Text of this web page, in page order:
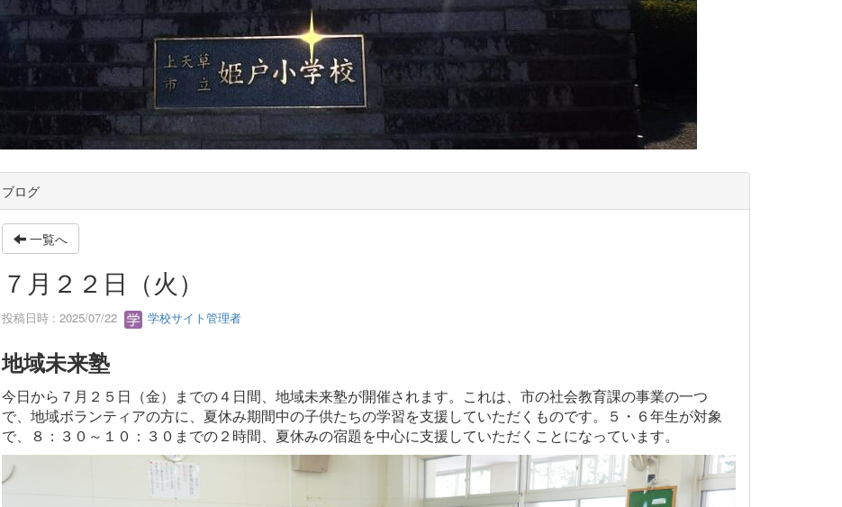
ブログ
一覧へ
７月２２日（火）
投稿日時 : 2025/07/22 学校サイト管理者
地域未来塾
今日から７月２５日（金）までの４日間、地域未来塾が開催されます。これは、市の社会教育課の事業の一つ
で、地域ボランティアの方に、夏休み期間中の子供たちの学習を支援していただくものです。５・６年生が対象
で、８：３０～１０：３０までの２時間、夏休みの宿題を中心に支援していただくことになっています。